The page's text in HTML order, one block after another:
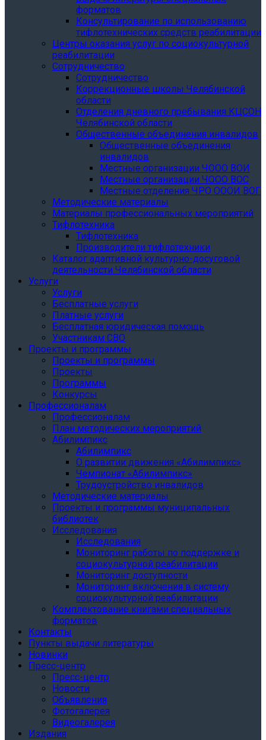
форматов
Консультирование по использованию
тифлотехнических средств реабилитации
Центры оказания услуг по социокультурной
реабилитации
Сотрудничество
Сотрудничество
Коррекционные школы Челябинской
области
Отделения дневного пребывания КЦСОН
Челябинской области
Общественные объединения инвалидов
Общественные объединения
инвалидов
Местные организации ЧООО ВОИ
Местные организации ЧООО ВОС
Местные отделения ЧРО ОООИ ВОГ
Методические материалы
Материалы профессиональных мероприятий
Тифлотехника
Тифлотехника
Производители тифлотехники
Каталог адаптивной культурно-досуговой
деятельности Челябинской области
Услуги
Услуги
Бесплатные услуги
Платные услуги
Бесплатная юридическая помощь
Участникам СВО
Проекты и программы
Проекты и программы
Проекты
Программы
Конкурсы
Профессионалам
Профессионалам
План методических мероприятий
Абилимпикс
Абилимпикс
О развитии движения «Абилимпикс»
Чемпионат «Абилимпикс»
Трудоустройство инвалидов
Методические материалы
Проекты и программы муниципальных
библиотек
Исследования
Исследования
Мониторинг работы по поддержке и
социокультурной реабилитации
Мониторинг доступности
Мониторинг включения в систему
социокультурной реабилитации
Комплектование книгами специальных
форматов
Контакты
Пункты выдачи литературы
Новинки
Пресс-центр
Пресс-центр
Новости
Объявления
Фотогалерея
Видеогалерея
Издания